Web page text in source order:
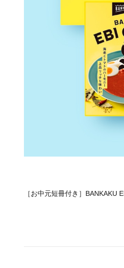
［お中元短冊付き］